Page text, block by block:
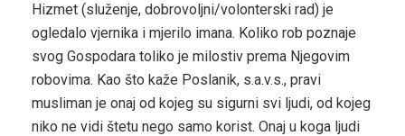
Hizmet (služenje, dobrovoljni/volonterski rad) je
ogledalo vjernika i mjerilo imana. Koliko rob poznaje
svog Gospodara toliko je milostiv prema Njegovim
robovima. Kao što kaže Poslanik, s.a.v.s., pravi
musliman je onaj od kojeg su sigurni svi ljudi, od kojeg
niko ne vidi štetu nego samo korist. Onaj u koga ljudi